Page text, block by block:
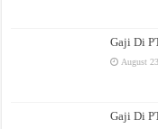
Gaji Di
August
Gaji Di